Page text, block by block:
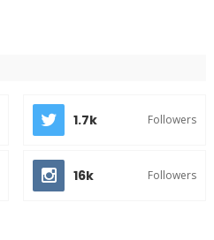
1.7k Followers
16k Followers